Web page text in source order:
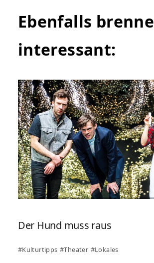
Ebenfalls
interessant:
Der Hund muss raus
#Kulturtipps #Theater #Lokales